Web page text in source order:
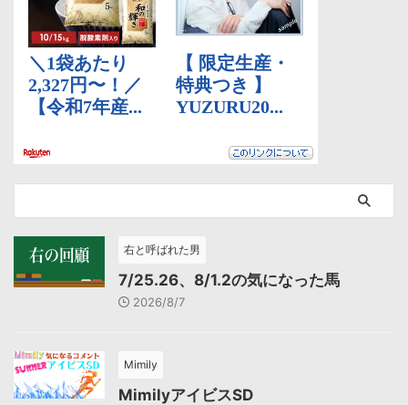
右と呼ばれた男
7/25.26、8/1.2の気になった馬
2026/8/7
Mimily
MimilyアイビスSD